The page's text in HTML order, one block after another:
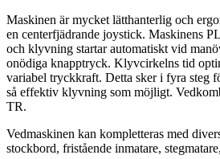
Maskinen är mycket lätthanterlig och
en centerfjädrande joystick. Maskinens
och klyvning startar automatiskt vid
onödiga knapptryck. Klyvcirkelns tid
variabel tryckkraft. Detta sker i fyra steg
så effektiv klyvning som möjligt.
TR.
Vedmaskinen kan kompletteras med
stockbord, fristående inmatare,